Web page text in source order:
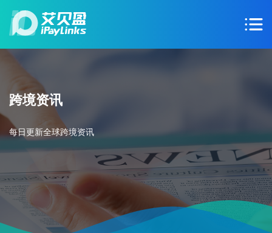
跨境资讯
每日更新全球跨境资讯